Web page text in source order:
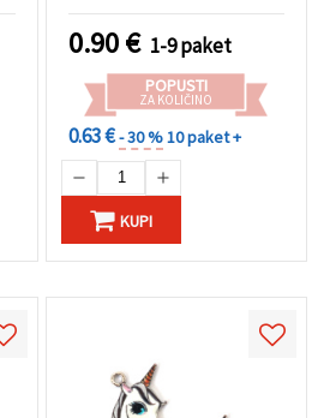
0.90€ 1-9 paket
POPUSTI
ZA KOLIČINO
0.63 €- 30 %10 paket +
KUPI